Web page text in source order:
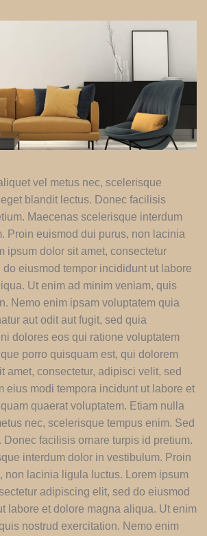
vel metus nec, scelerisque
blandit lectus. Donec facilisis
Maecenas scelerisque interdum
Proin euismod dui purus, non lacinia
ipsum dolor sit amet, consectetur
eiusmod tempor incididunt ut labore
Ut enim ad minim veniam, quis
Nemo enim ipsam voluptatem quia
aut odit aut fugit, sed quia
dolores eos qui ratione voluptatem
porro quisquam est, qui dolorem
amet, consectetur, adipisci velit, sed
eius modi tempora incidunt ut labore et
quaerat voluptatem. Etiam nulla
nec, scelerisque tempus enim. Sed
Donec facilisis ornare turpis id pretium.
interdum dolor in vestibulum. Proin
non lacinia ligula luctus. Lorem ipsum
adipiscing elit, sed do eiusmod
labore et dolore magna aliqua. Ut enim
nostrud exercitation. Nemo enim